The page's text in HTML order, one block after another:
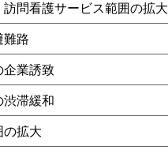
問看護サービス範囲の拡大
難路
企業誘致
滞緩和
拡大